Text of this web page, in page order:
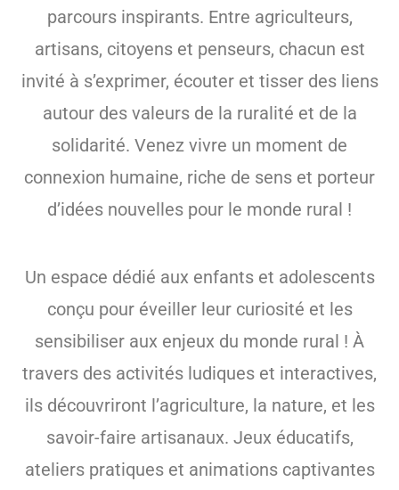
parcours inspirants. Entre agriculteurs,
artisans, citoyens et penseurs, chacun est
invité à s’exprimer, écouter et tisser des liens
autour des valeurs de la ruralité et de la
solidarité. Venez vivre un moment de
connexion humaine, riche de sens et porteur
d’idées nouvelles pour le monde rural !
Un espace dédié aux enfants et adolescents
conçu pour éveiller leur curiosité et les
sensibiliser aux enjeux du monde rural ! À
travers des activités ludiques et interactives,
ils découvriront l’agriculture, la nature, et les
savoir-faire artisanaux. Jeux éducatifs,
ateliers pratiques et animations captivantes